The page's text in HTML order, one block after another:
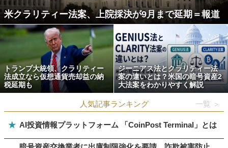
米クラリティー法案、上院採決が9月まで延期＝報道
トランプ大統領、クラリティー
法成立なら仮想通貨売却益の納
税延期も
ジーニアス法とクラリティー法
案の違いとは？米国の暗号資産2
大法案をわかりやすく解説
人気記事ランキング 一覧 ＞
★ AI投資情報プラットフォーム 「CoinPost Terminal」とは